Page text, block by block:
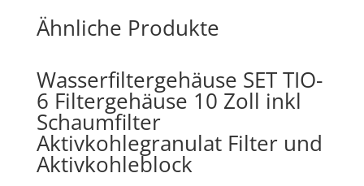
Ähnliche Produkte
Wasserfiltergehäuse SET TIO-
6 Filtergehäuse 10 Zoll inkl
Schaumfilter
Aktivkohlegranulat Filter und
Aktivkohleblock